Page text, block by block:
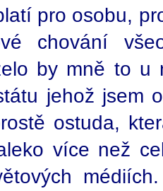
pro osobu,
chování
by mně to u
jehož jsem
ostuda,
více než